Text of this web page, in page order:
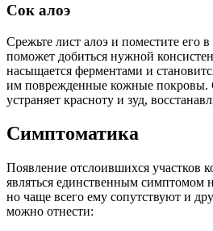
Сок алоэ
Срежьте лист алоэ и поместите его
поможет добиться нужной
насыщается ферментами и
им поврежденные кожные покровы.
устраняет красноту и зуд,
Симптоматика
Появление отслоившихся участков
являться единственным симптомом
но чаще всего ему сопутствуют и
можно отнести: